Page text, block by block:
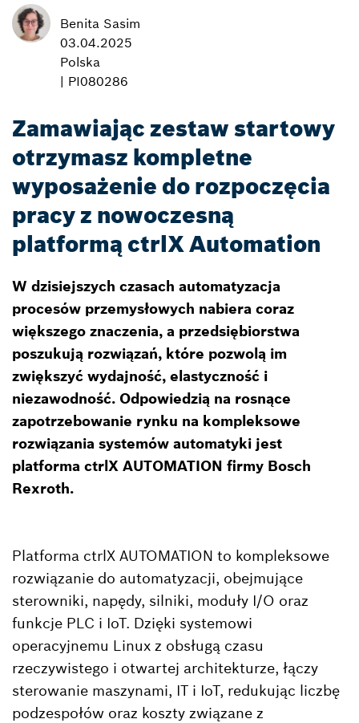
Benita Sasim
03.04.2025
Polska
| PI080286
Zamawiając zestaw startowy
otrzymasz kompletne
wyposażenie do rozpoczęcia
pracy z nowoczesną
platformą ctrlX Automation
W dzisiejszych czasach automatyzacja
procesów przemysłowych nabiera coraz
większego znaczenia, a przedsiębiorstwa
poszukują rozwiązań, które pozwolą im
zwiększyć wydajność, elastyczność i
niezawodność. Odpowiedzią na rosnące
zapotrzebowanie rynku na kompleksowe
rozwiązania systemów automatyki jest
platforma ctrlX AUTOMATION firmy Bosch
Rexroth.
Platforma ctrlX AUTOMATION to kompleksowe
rozwiązanie do automatyzacji, obejmujące
sterowniki, napędy, silniki, moduły I/O oraz
funkcje PLC i IoT. Dzięki systemowi
operacyjnemu Linux z obsługą czasu
rzeczywistego i otwartej architekturze, łączy
sterowanie maszynami, IT i IoT, redukując liczbę
podzespołów oraz koszty związane z